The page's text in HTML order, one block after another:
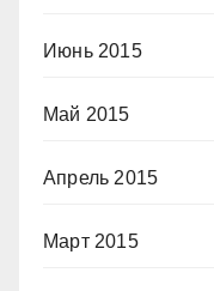
Июнь 2015
Май 2015
Апрель 2015
Март 2015